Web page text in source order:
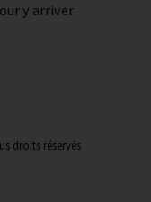
y arriver
droits réservés